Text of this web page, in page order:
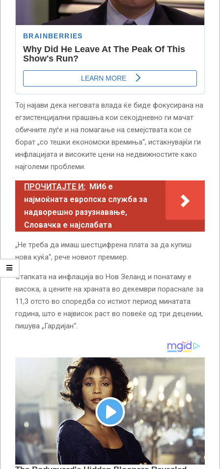
Тој најави дека неговата влада ќе биде фокусирана на
егзистенцијални прашања кои секојдневно ги мачат
обичните луѓе и на помагање на семејствата кои се
борат „со тешки економски времиња“, истакнувајќи ги
инфлацијата и високите цени на недвижностите како
најголеми проблеми.
ПРОЧИТАЈТЕ И: МИ6 е
најмоќната европска служба за
надворешно разузнавање,
Словачка е најслабата
„Не треба да имаш шестцифрена плата за да купиш
нова куќа“, рече новиот премиер.
Стапката на инфлација во Нов Зеланд и понатаму е
висока, а цените на храната во декември пораснале за
11,3 отсто во споредба со истиот период минатата
година, што е највисок раст во повеќе од три децении,
пишува „Гардијан“.